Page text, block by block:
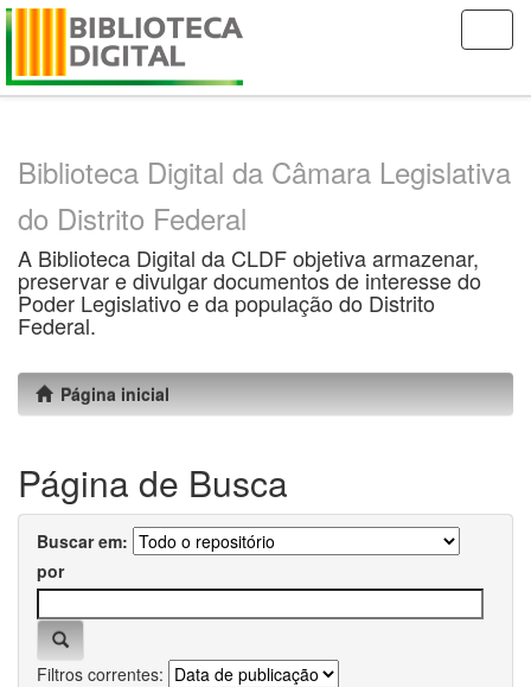
Skip
Biblioteca Digital da Câmara Legislativa
do Distrito Federal
A Biblioteca Digital da CLDF objetiva armazenar,
preservar e divulgar documentos de interesse do
Poder Legislativo e da população do Distrito
Federal.
Página inicial
Página de Busca
Buscar em:
por
Filtros correntes: